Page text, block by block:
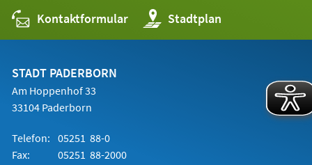
Kontaktformular Stadtplan
(Öffnet
in
einem
STADT PADERBORN
Am Hoppenhof 33
33104 Paderborn
Telefon: 05251 88-0
Fax:
05251 88-2000